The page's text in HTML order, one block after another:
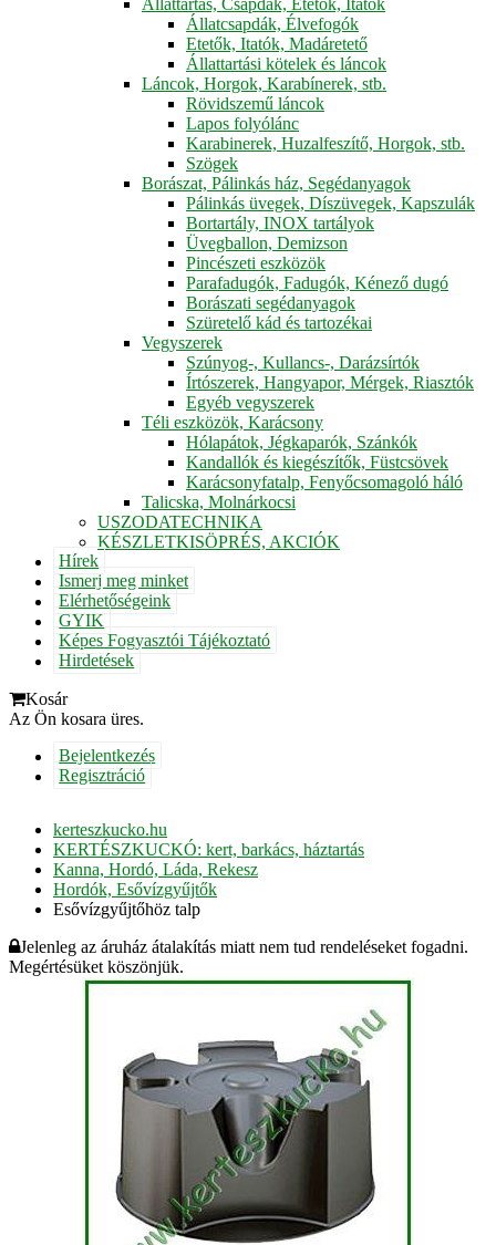
Állatcsapdák, Élvefogók
Etetők, Itatók, Madáretető
Állattartási kötelek és láncok
Láncok, Horgok, Karabínerek, stb.
Rövidszemű láncok
Lapos folyólánc
Karabinerek, Huzalfeszítő, Horgok, stb.
Szögek
Borászat, Pálinkás ház, Segédanyagok
Pálinkás üvegek, Díszüvegek, Kapszulák
Bortartály, INOX tartályok
Üvegballon, Demizson
Pincészeti eszközök
Parafadugók, Fadugók, Kénező dugó
Borászati segédanyagok
Szüretelő kád és tartozékai
Vegyszerek
Szúnyog-, Kullancs-, Darázsírtók
Írtószerek, Hangyapor, Mérgek, Riasztók
Egyéb vegyszerek
Téli eszközök, Karácsony
Hólapátok, Jégkaparók, Szánkók
Kandallók és kiegészítők, Füstcsövek
Karácsonyfatalp, Fenyőcsomagoló háló
Talicska, Molnárkocsi
USZODATECHNIKA
KÉSZLETKISÖPRÉS, AKCIÓK
Hírek
Ismerj meg minket
Elérhetőségeink
GYIK
Képes Fogyasztói Tájékoztató
Hirdetések
Kosár
Az Ön kosara üres.
Bejelentkezés
Regisztráció
kerteszkucko.hu
KERTÉSZKUCKÓ: kert, barkács, háztartás
Kanna, Hordó, Láda, Rekesz
Hordók, Esővízgyűjtők
Esővízgyűjtőhöz talp
Jelenleg az áruház átalakítás miatt nem tud rendeléseket fogadni.
Megértésüket köszönjük.